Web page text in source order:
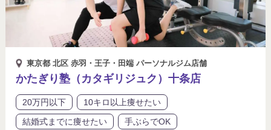
東京都 北区 赤羽・王子・田端 パーソナルジム店舗
かたぎり塾（カタギリジュク）十条店
20万円以下
10キロ以上痩せたい
結婚式までに痩せたい
手ぶらでOK